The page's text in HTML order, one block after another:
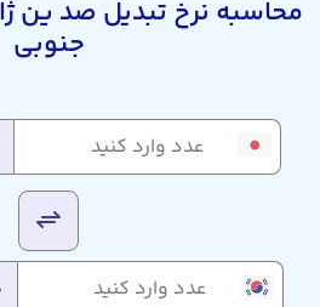
محاسبه نرخ تبدیل صد ین
جنوبی